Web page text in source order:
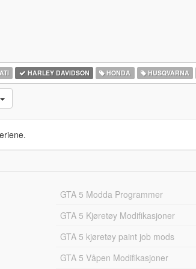
HARLEY DAVIDSON HONDA HUSQVARNA
GTA 5 Modda Programmer
GTA 5 Kjøretøy Modifikasjoner
GTA 5 kjøretøy paint job mods
GTA 5 Våpen Modifikasjoner